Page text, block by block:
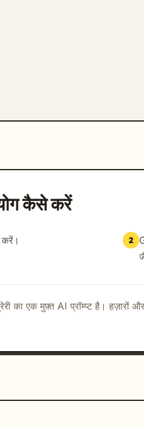
कैसे करें
करें। 2
का एक मुफ़्त AI प्रॉम्प्ट है। हज़ारों